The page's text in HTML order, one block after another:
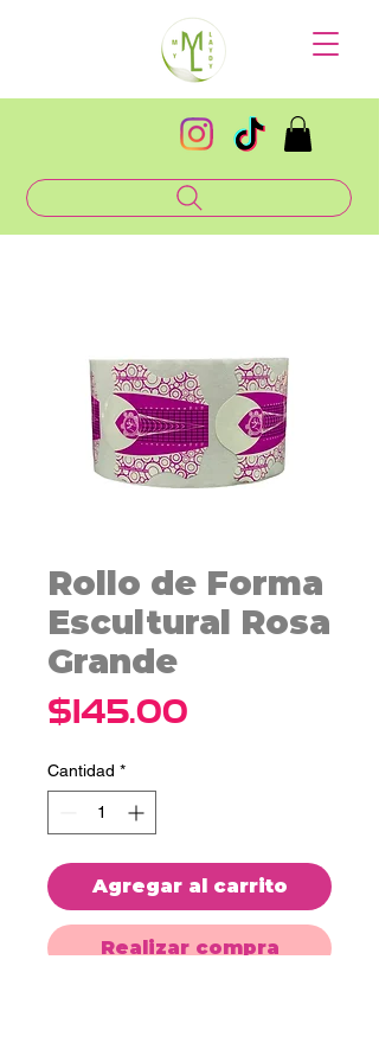
Rollo de Forma
Escultural Rosa
Grande
$145.00
Cantidad *
Agregar al carrito
Realizar compra